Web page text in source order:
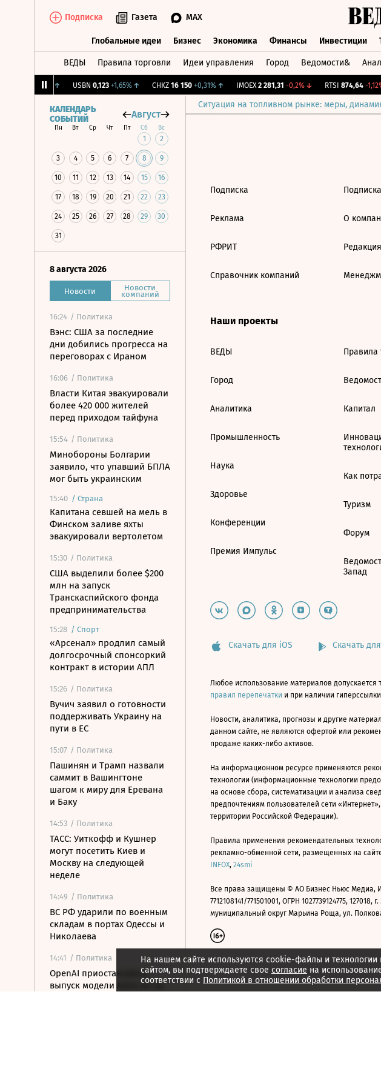
Подписка Газета MAX
Глобальные идеи Бизнес Экономика Финансы Инвестиции
ВЕДЫ Правила торговли Идеи управления Город Ведомости&
↑ USBN 0,123 +1,65%↑ CHKZ 16 150 +0,31%↑ IMOEX 2 281,31 -0,2%↓ RTSI 874,64 -1,12%
Ситуация на топливном рынке: меры,
КАЛЕНДАРЬ
СОБЫТИЙ
Август
Пн Вт Ср Чт Пт Сб Вс
1 2
3 4 5 6 7 8 9
10 11 12 13 14 15 16
17 18 19 20 21 22 23
24 25 26 27 28 29 30
31
8 августа 2026
Новости Новости
компаний
16:24 / Политика
Вэнс: США за последние
дни добились прогресса на
переговорах с Ираном
16:06 / Политика
Власти Китая эвакуировали
более 420 000 жителей
перед приходом тайфуна
15:54 / Политика
Минобороны Болгарии
заявило, что упавший БПЛА
мог быть украинским
15:40 / Страна
Капитана севшей на мель в
Финском заливе яхты
эвакуировали вертолетом
15:30 / Политика
США выделили более $200
млн на запуск
Транскаспийского фонда
предпринимательства
15:28 / Спорт
«Арсенал» продлил самый
долгосрочный спонсоркий
контракт в истории АПЛ
15:26 / Политика
Вучич заявил о готовности
поддерживать Украину на
пути в ЕС
15:07 / Политика
Пашинян и Трамп назвали
саммит в Вашингтоне
шагом к миру для Еревана
и Баку
14:53 / Политика
ТАСС: Уиткофф и Кушнер
могут посетить Киев и
Москву на следующей
неделе
14:49 / Политика
ВС РФ ударили по военным
складам в портах Одессы и
Николаева
14:41 / Политика
OpenAI приостановила
выпуск модели Astra из-за
На нашем сайте используются cookie-файлы и
сайтом, вы подтверждаете свое согласие на
соответствии с Политикой в отношении обработки
Подписка
Реклама
РФРИТ
Справочник компаний
О
Редакция
Наши проекты
ВЕДЫ
Город
Аналитика
Промышленность
Наука
Здоровье
Конференции
Премия Импульс
Правила
Капитал
Как
Туризм
Форум
Запад
Скачать для iOS Скачать
Любое использование материалов допускается
правил перепечатки и при наличии
Новости, аналитика, прогнозы и другие
данном сайте, не являются офертой или
продаже каких-либо активов.
На информационном ресурсе применяются
технологии (информационные технологии
на основе сбора, систематизации и анализа
предпочтениям пользователей сети
территории Российской Федерации).
Правила применения рекомендательных
рекламно-обменной сети, размещенных на
INFOX, 24smi
Все права защищены © АО Бизнес Ньюс Медиа,
7712108141/771501001, ОГРН 1027739124775, 127018,
муниципальный округ Марьина Роща, ул.